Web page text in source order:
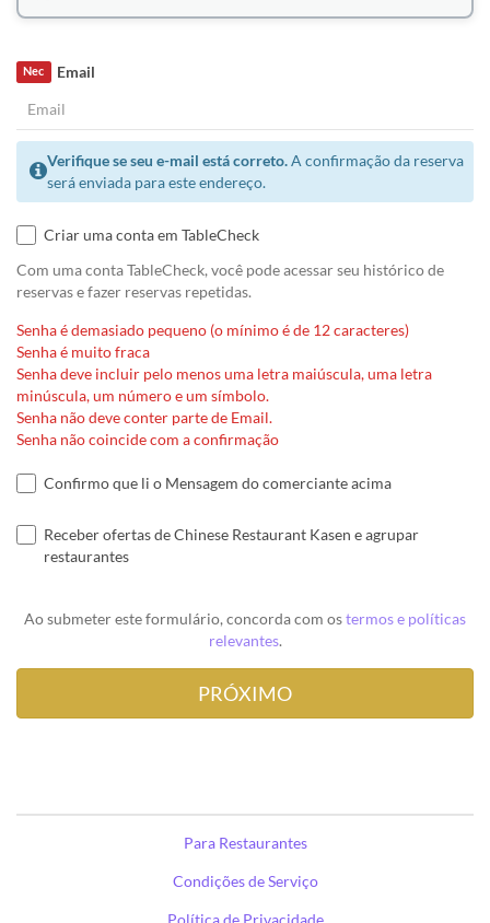
Email
Nec
Verifique se seu e-mail está correto.A confirmação da reserva
será enviada para este endereço.
Criar uma conta em TableCheck
Com uma conta TableCheck, você pode acessar seu histórico de
reservas e fazer reservas repetidas.
Senha é demasiado pequeno (o mínimo é de 12 caracteres)
Senha é muito fraca
Senha deve incluir pelo menos uma letra maiúscula, uma letra
minúscula, um número e um símbolo.
Senha não deve conter parte de Email.
Senha não coincide com a confirmação
Confirmo que li o Mensagem do comerciante acima
Receber ofertas de Chinese Restaurant Kasen e agrupar
restaurantes
Ao submeter este formulário, concorda com ostermos e políticas
relevantes.
Para Restaurantes
Condições de Serviço
Política de Privacidade